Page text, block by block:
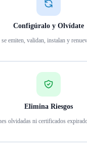
Configúralo y Olvídate
emiten, validan, instalan y
Elimina Riesgos
olvidadas ni certificados